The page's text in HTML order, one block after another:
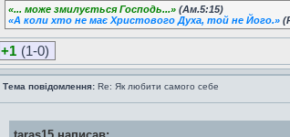
«... може змилується Господь...» (Ам.5:15)
«А коли хто не має Христового Духа, той не Його.»
+1 (1-0)
Тема повідомлення: Re: Як любити самого себе